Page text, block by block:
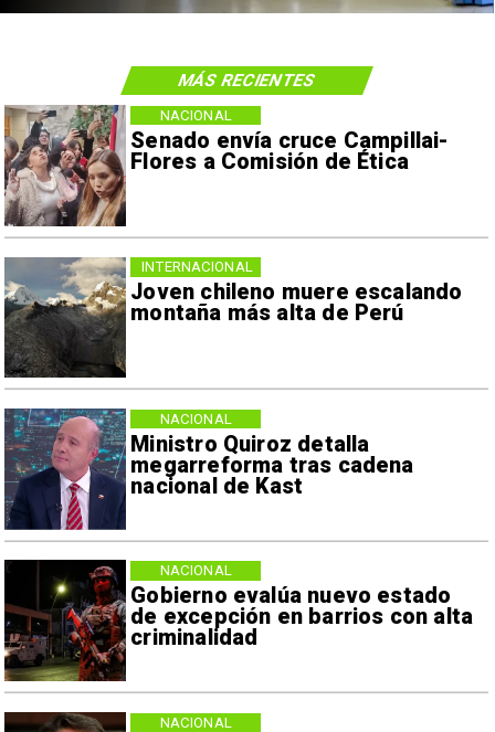
Senado envía cruce Campillai-
Flores a Comisión de Ética
NACIONAL
Joven chileno muere escalando
montaña más alta de Perú
INTERNACIONAL
Ministro Quiroz detalla
megarreforma tras cadena
nacional de Kast
NACIONAL
Gobierno evalúa nuevo estado
de excepción en barrios con alta
criminalidad
NACIONAL
NACIONAL
MÁS RECIENTES